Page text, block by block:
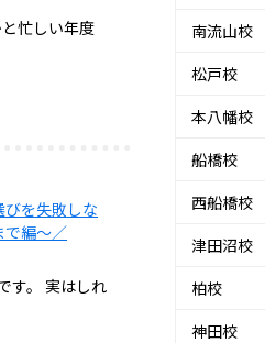
忙しい年度
を失敗しな
で編〜／
す。 実はしれ
南流山校
松戸校
本八幡校
船橋校
西船橋校
津田沼校
柏校
神田校